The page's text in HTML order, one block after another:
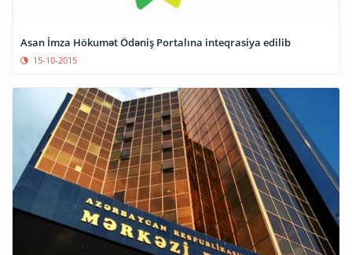
Asan İmza Hökumət Ödəniş Portalına inteqrasiya edilib
15-10-2015